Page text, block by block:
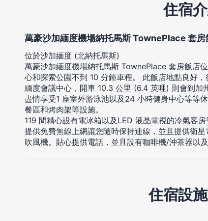
住宿
萬豪沙加緬度機場納托馬斯 TownePlace 套房
位於沙加緬度 (北納托馬斯)
萬豪沙加緬度機場納托馬斯 TownePlace 套房飯店
心和探索公園不到 10 分鐘車程。 此飯店地點良好
緬度會議中心，開車 10.3 公里 (6.4 英哩) 則會到加
盡情享受1 座室外游泳池以及24 小時健身中心等等
餐區和烤肉架等設施。
119 間精心設有電冰箱以及LED 液晶電視的冷氣客
提供免費無線上網讓您隨時保持連線，並且提供衛
吹風機。貼心提供電話，並且設有咖啡機/沖茶器以及
住宿設